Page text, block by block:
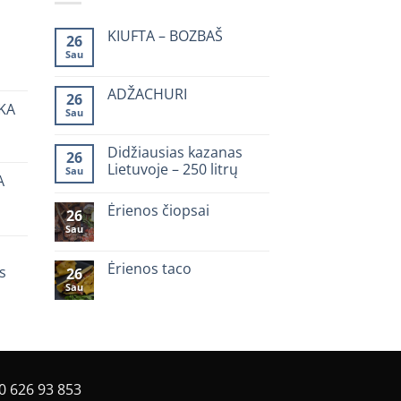
26
Sau
KIUFTA – BOZBAŠ
KIUFTA
–
26
Sau
ADŽACHURI
ADŽACHURI
26
Sau
Didžiausias kazanas
Lietuvoje – 250 litrų
komentarų
įraše
250
26
Sau
Ėrienos čiopsai
Ėrienos
čiopsai
26
Sau
Ėrienos taco
626 93 853